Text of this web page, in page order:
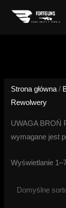
Strona główna/
Rewolwery
UWAGA BROŃ
wymagane jest
Wyświetlanie